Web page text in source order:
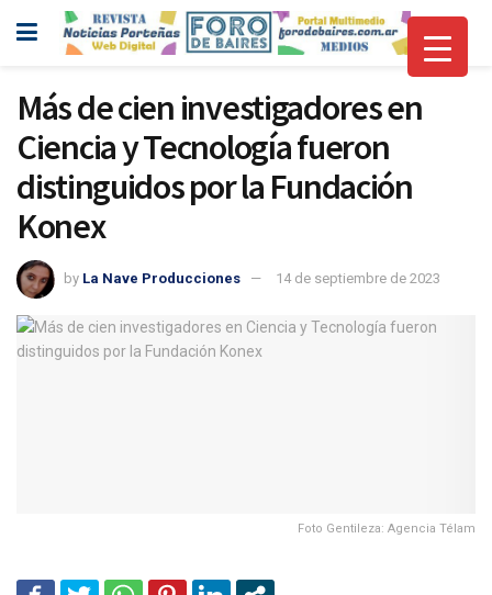
Más de cien investigadores en
Ciencia y Tecnología fueron
distinguidos por la Fundación
Konex
by La Nave Producciones 14 de septiembre de 2023
Foto Gentileza: Agencia Télam